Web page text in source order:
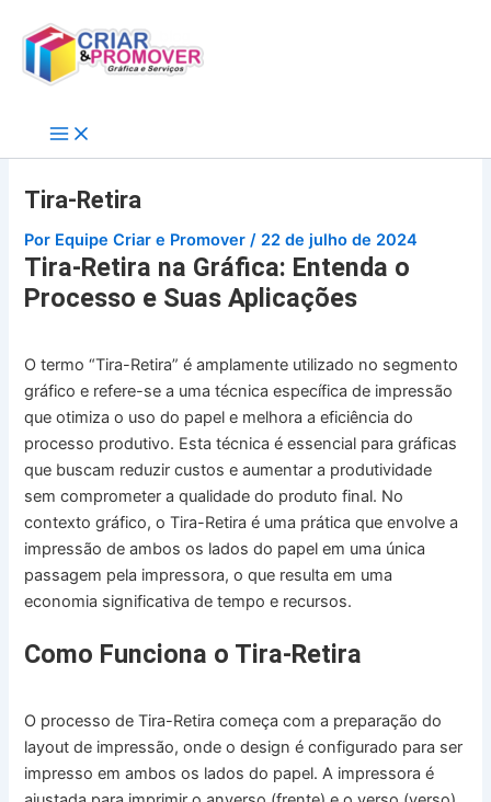
para
conteúdo
Tira-Retira
Por Equipe Criar e Promover/ 22 de julho de 2024
Tira-Retira na Gráfica: Entenda o
Processo e Suas Aplicações
O termo “Tira-Retira” é amplamente utilizado no segmento
gráfico e refere-se a uma técnica específica de impressão
que otimiza o uso do papel e melhora a eficiência do
processo produtivo. Esta técnica é essencial para gráficas
que buscam reduzir custos e aumentar a produtividade
sem comprometer a qualidade do produto final. No
contexto gráfico, o Tira-Retira é uma prática que envolve a
impressão de ambos os lados do papel em uma única
passagem pela impressora, o que resulta em uma
economia significativa de tempo e recursos.
Como Funciona o Tira-Retira
O processo de Tira-Retira começa com a preparação do
layout de impressão, onde o design é configurado para ser
impresso em ambos os lados do papel. A impressora é